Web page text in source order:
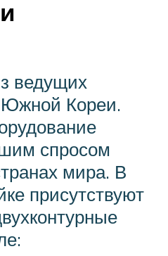
ведущих
Южной Кореи.
спросом
мира. В
присутствуют